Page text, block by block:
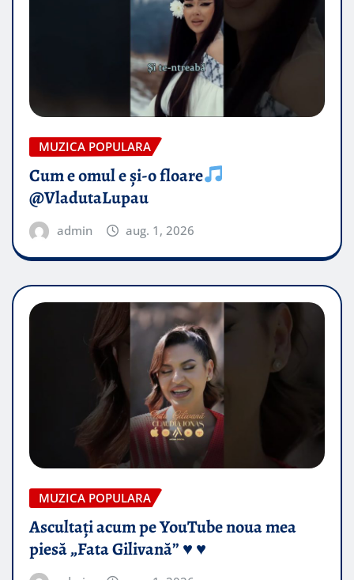
MUZICA POPULARA
Cum e omul e și-o floare
@VladutaLupau
admin aug. 1, 2026
MUZICA POPULARA
Ascultați acum pe YouTube noua mea
piesă „Fata Gilivană” ♥️ ♥️